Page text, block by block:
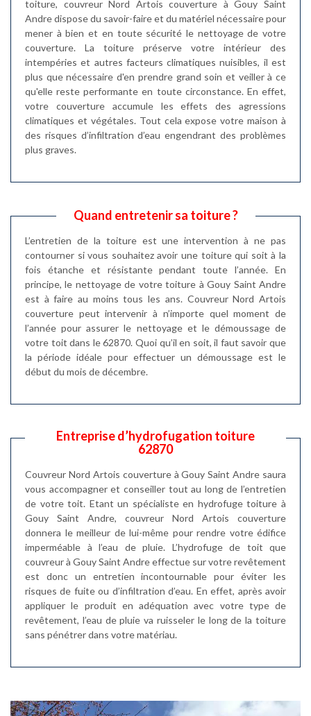
toiture, couvreur Nord Artois couverture à Gouy Saint
Andre dispose du savoir-faire et du matériel nécessaire pour
mener à bien et en toute sécurité le nettoyage de votre
couverture. La toiture préserve votre intérieur des
intempéries et autres facteurs climatiques nuisibles, il est
plus que nécessaire d'en prendre grand soin et veiller à ce
qu'elle reste performante en toute circonstance. En effet,
votre couverture accumule les effets des agressions
climatiques et végétales. Tout cela expose votre maison à
des risques d’infiltration d’eau engendrant des problèmes
plus graves.
Quand entretenir sa toiture ?
L’entretien de la toiture est une intervention à ne pas
contourner si vous souhaitez avoir une toiture qui soit à la
fois étanche et résistante pendant toute l’année. En
principe, le nettoyage de votre toiture à Gouy Saint Andre
est à faire au moins tous les ans. Couvreur Nord Artois
couverture peut intervenir à n’importe quel moment de
l’année pour assurer le nettoyage et le démoussage de
votre toit dans le 62870. Quoi qu’il en soit, il faut savoir que
la période idéale pour effectuer un démoussage est le
début du mois de décembre.
Entreprise d’hydrofugation toiture
62870
Couvreur Nord Artois couverture à Gouy Saint Andre saura
vous accompagner et conseiller tout au long de l’entretien
de votre toit. Etant un spécialiste en hydrofuge toiture à
Gouy Saint Andre, couvreur Nord Artois couverture
donnera le meilleur de lui-même pour rendre votre édifice
imperméable à l’eau de pluie. L’hydrofuge de toit que
couvreur à Gouy Saint Andre effectue sur votre revêtement
est donc un entretien incontournable pour éviter les
risques de fuite ou d’infiltration d’eau. En effet, après avoir
appliquer le produit en adéquation avec votre type de
revêtement, l’eau de pluie va ruisseler le long de la toiture
sans pénétrer dans votre matériau.